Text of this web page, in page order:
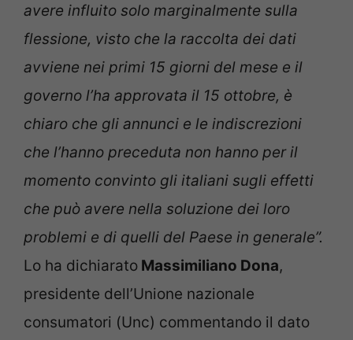
avere influito solo marginalmente sulla
flessione, visto che la raccolta dei dati
avviene nei primi 15 giorni del mese e il
governo l’ha approvata il 15 ottobre, è
chiaro che gli annunci e le indiscrezioni
che l’hanno preceduta non hanno per il
momento convinto gli italiani sugli effetti
che può avere nella soluzione dei loro
problemi e di quelli del Paese in generale”.
Lo ha dichiarato Massimiliano Dona,
presidente dell’Unione nazionale
consumatori (Unc) commentando il dato